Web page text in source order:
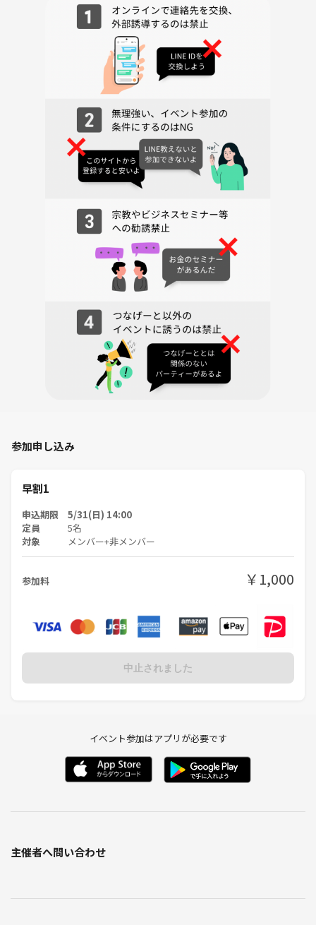
参加申し込み
早割1
申込期限 5/31(日) 14:00
定員 5名
対象 メンバー+非メンバー
参加料 ￥1,000
中止されました
イベント参加はアプリが必要です
主催者へ問い合わせ